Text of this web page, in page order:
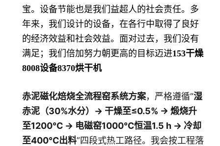
宝。设备节能也是我们益超人的社会责任。多
年来，我们设计的设备，在各行中取得了良好
的经济效益和社会效益。面对过去，我们没有
满足；我们倍加努力朝更高的目标迈进153干燥
8008设备8370烘干机
赤泥磁化焙烧全流程窑系统方案，严格遵循“湿
赤泥（30%水分）→ 干燥至≤0.5% → 煅烧升
至1200℃ → 电磁窑1000℃恒温1.5 h → 冷却
至400℃出料”四段式热工路径。我会按工程落